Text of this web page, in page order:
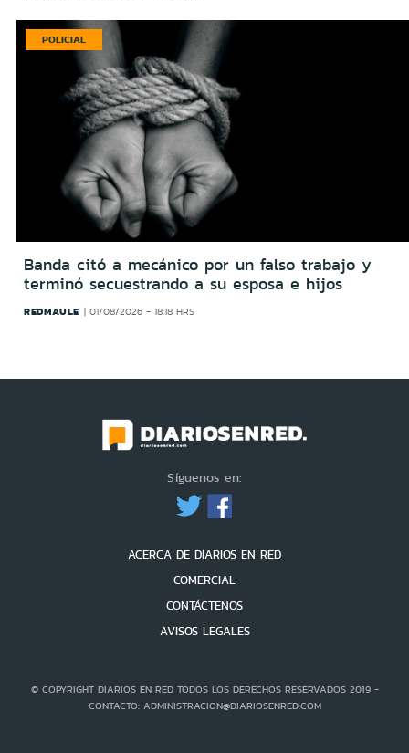
POLICIAL
Banda citó a mecánico por un falso trabajo y
terminó secuestrando a su esposa e hijos
REDMAULE 01/08/2026 - 18:18 HRS
Síguenos en:
ACERCA DE DIARIOS EN RED
COMERCIAL
CONTÁCTENOS
AVISOS LEGALES
© COPYRIGHT DIARIOS EN RED TODOS LOS DERECHOS RESERVADOS 2019 -
CONTACTO: ADMINISTRACION@DIARIOSENRED.COM